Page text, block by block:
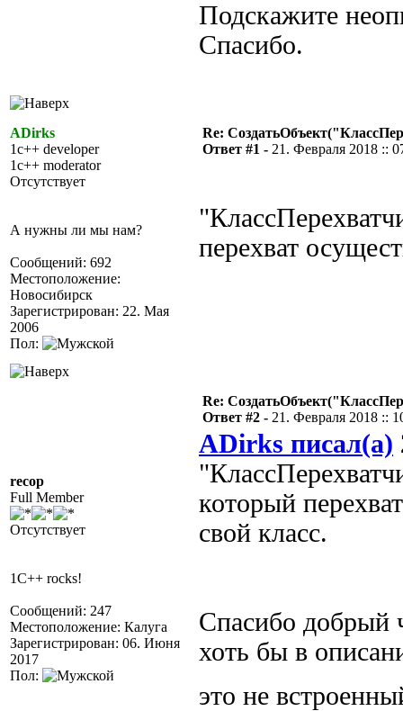
Подскажите
Спасибо.
ADirks
1c++ developer
1c++ moderator
Отсутствует
А нужны ли мы нам?
Сообщений: 692
Местоположение:
Новосибирск
Зарегистрирован: 22. Мая
2006
Пол:
Re:
Ответ #1 - 21. Февраля 2018 ::
перехват
recop
Full Member
Отсутствует
1C++ rocks!
Сообщений: 247
Местоположение: Калуга
Зарегистрирован: 06. Июня
2017
Пол:
Re:
Ответ #2 - 21. Февраля 2018 ::
ADirks писал(а)
который
свой класс.
Спасибо добрый
хоть бы в
это не